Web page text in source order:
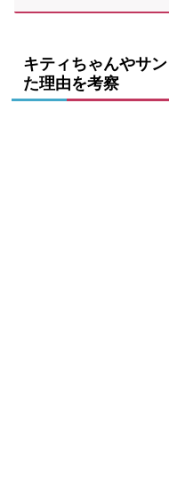
キティちゃんやサ
た理由を考察